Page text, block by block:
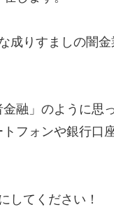
成りすましの闇
融」のように思
フォンや銀行口
してください！